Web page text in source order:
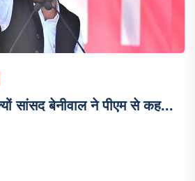
सांसद बेनीवाल ने पीएम से कह...